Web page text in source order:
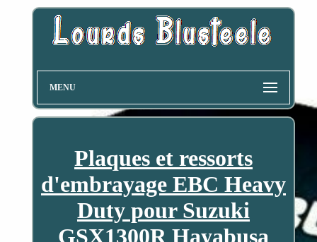
MENU
Plaques et ressorts
d'embrayage EBC Heavy
Duty pour Suzuki
GSX1300R Hayabusa